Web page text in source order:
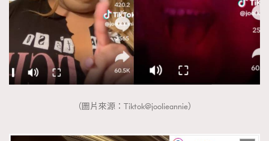
（圖片來源：Tiktok@joolieannie）